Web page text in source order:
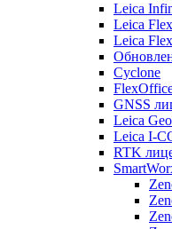
Leica
Leica
Leica
Cyclone
GNSS
Leica
Leica I-
RTK